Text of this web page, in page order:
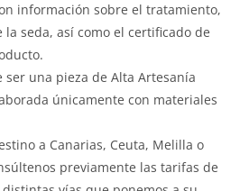
información sobre el tratamiento,
la seda, así como el certificado de
ser una pieza de Alta Artesanía
únicamente con materiales
a Canarias, Ceuta, Melilla o
previamente las tarifas de